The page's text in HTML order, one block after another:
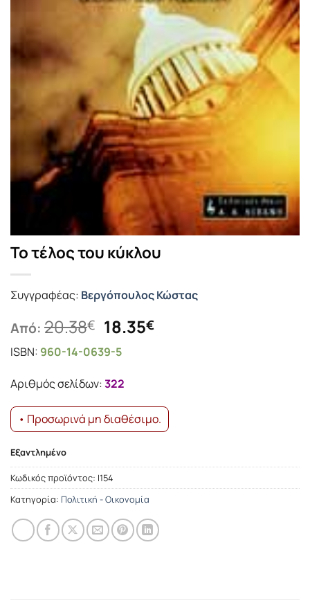
Το τέλος του κύκλου
Συγγραφέας: Βεργόπουλος Κώστας
Από: 20.38€ Original
price
was:
20.38€.
18.35€Η
ISBN: 960-14-0639-5
Αριθμός σελίδων:322
• Προσωρινά μη διαθέσιμο.
Εξαντλημένο
Κωδικός προϊόντος: Ι154
Κατηγορία: Πολιτική - Οικονομία